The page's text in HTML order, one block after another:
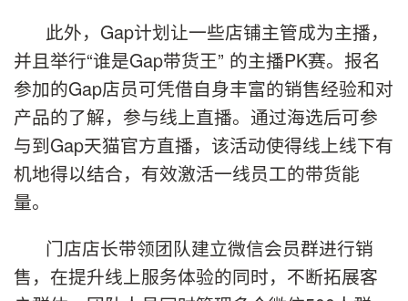
此外，Gap计划让一些店铺主管成为主播，
并且举行“谁是Gap带货王” 的主播PK赛。报名
参加的Gap店员可凭借自身丰富的销售经验和对
产品的了解，参与线上直播。通过海选后可参
与到Gap天猫官方直播，该活动使得线上线下有
机地得以结合，有效激活一线员工的带货能
量。
门店店长带领团队建立微信会员群进行销
售，在提升线上服务体验的同时，不断拓展客